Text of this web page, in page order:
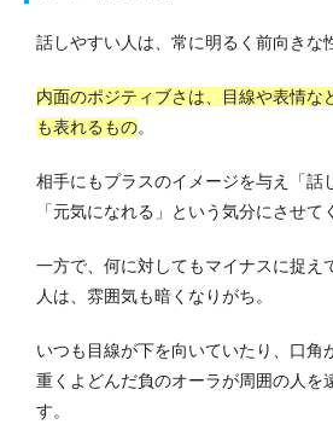
話しやすい人は、常に明るく前向きな
内面のポジティブさは、目線や表情な
も表れるもの。
相手にもプラスのイメージを与え「話
「元気になれる」という気分にさせて
一方で、何に対してもマイナスに捉え
人は、雰囲気も暗くなりがち。
いつも目線が下を向いていたり、口角
重くよどんだ負のオーラが周囲の人を
す。